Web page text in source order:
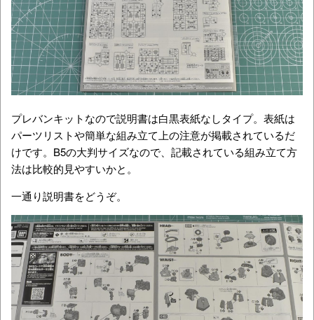
プレバンキットなので説明書は白黒表紙なしタイプ。表紙は
パーツリストや簡単な組み立て上の注意が掲載されているだ
けです。B5の大判サイズなので、記載されている組み立て方
法は比較的見やすいかと。
一通り説明書をどうぞ。